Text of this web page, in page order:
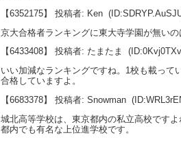
【6352175】 投稿者: Ken
京大合格者ランキングに東大寺学園が無いの
【6433408】 投稿者: たまたま
いい加減なランキングですね。1校も載って
合格していますよ。
【6683378】 投稿者: Snowman
城北高等学校は、東京都内の私立高校ですよ
都内でも有名な上位進学校です。